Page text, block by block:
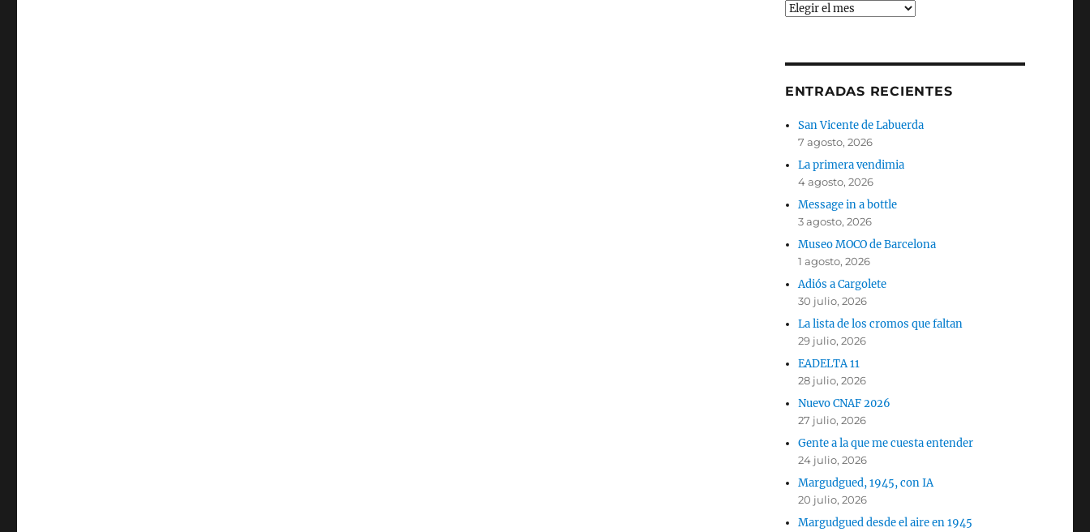
Archivos
ENTRADAS RECIENTES
San Vicente de Labuerda
7 agosto, 2026
La primera vendimia
4 agosto, 2026
Message in a bottle
3 agosto, 2026
Museo MOCO de Barcelona
1 agosto, 2026
Adiós a Cargolete
30 julio, 2026
La lista de los cromos que faltan
29 julio, 2026
EADELTA 11
28 julio, 2026
Nuevo CNAF 2026
27 julio, 2026
Gente a la que me cuesta entender
24 julio, 2026
Margudgued, 1945, con IA
20 julio, 2026
Margudgued desde el aire en 1945